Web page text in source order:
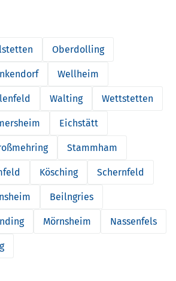
Oberdolling
Wellheim
Walting Wettstetten
Eichstätt
Stammham
Kösching Schernfeld
Beilngries
Mörnsheim Nassenfels